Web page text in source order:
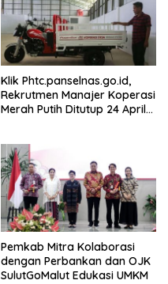
Klik Phtc.panselnas.go.id,
Rekrutmen Manajer Koperasi
Merah Putih Ditutup 24 April
Pemkab Mitra Kolaborasi
dengan Perbankan dan OJK
SulutGoMalut Edukasi UMKM